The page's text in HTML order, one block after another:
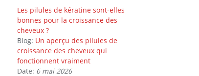
Les pilules de kératine sont-elles
bonnes pour la croissance des
cheveux ?
Blog: Un aperçu des pilules de
croissance des cheveux qui
fonctionnent vraiment
Date: 6 mai 2026